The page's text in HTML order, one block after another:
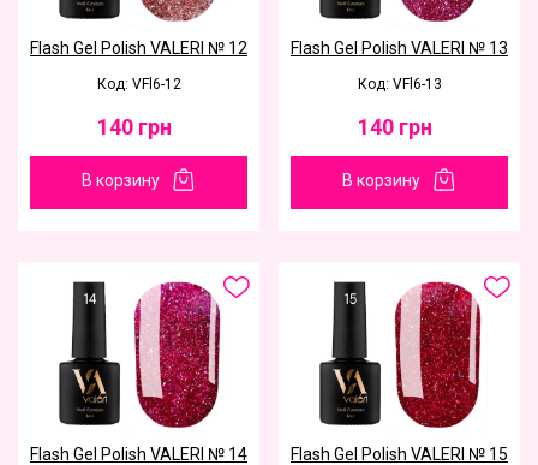
Flash Gel Polish VALERI № 12
Код: VFl6-12
140 грн
В корзину
Flash Gel Polish VALERI № 13
Код: VFl6-13
140 грн
В корзину
Flash Gel Polish VALERI № 14 Flash Gel Polish VALERI № 15